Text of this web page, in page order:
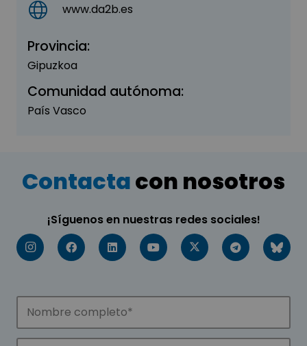
www.da2b.es
Provincia:
Gipuzkoa
Comunidad autónoma:
País Vasco
Contactacon nosotros
¡Síguenos en nuestras redes sociales!